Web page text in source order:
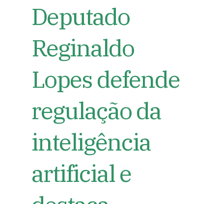
Deputado
Reginaldo
Lopes defende
regulação da
inteligência
artificial e